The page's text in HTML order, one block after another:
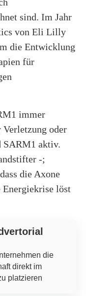
sind. Im Jahr
von Eli Lilly
die Entwicklung
für
immer
Verletzung oder
SARM1 aktiv.
-;
die Axone
Energiekrise löst
die
direkt im
platzieren